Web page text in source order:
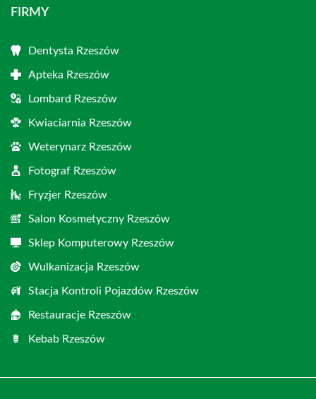
FIRMY
Dentysta Rzeszów
Apteka Rzeszów
Lombard Rzeszów
Kwiaciarnia Rzeszów
Weterynarz Rzeszów
Fotograf Rzeszów
Fryzjer Rzeszów
Salon Kosmetyczny Rzeszów
Sklep Komputerowy Rzeszów
Wulkanizacja Rzeszów
Stacja Kontroli Pojazdów Rzeszów
Restauracje Rzeszów
Kebab Rzeszów